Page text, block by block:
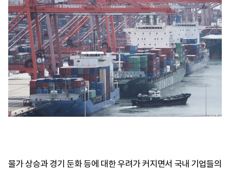
물가 상승과 경기 둔화 등에 대한 우려가 커지면서 국내 기업들의